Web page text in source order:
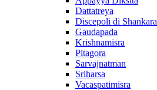
Dattatreya
Discepoli di Shankara
Gaudapada
Krishnamisra
Pitagora
Sarvajnatman
Sriharsa
Vacaspatimisra